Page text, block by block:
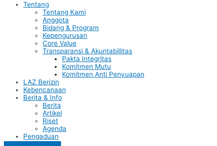
Tentang
Tentang Kami
Anggota
Bidang & Program
Kepengurusan
Core Value
Transparansi & Akuntabillitas
Pakta Integritas
Komitmen Mutu
Komitmen Anti Penyuapan
LAZ Berizin
Kebencanaan
Berita & Info
Berita
Artikel
Riset
Agenda
Pengaduan